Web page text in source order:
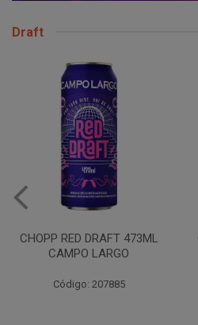
Draft
CHOPP RED DRAFT 500ML
CAMPO LARGO
Código: 259450